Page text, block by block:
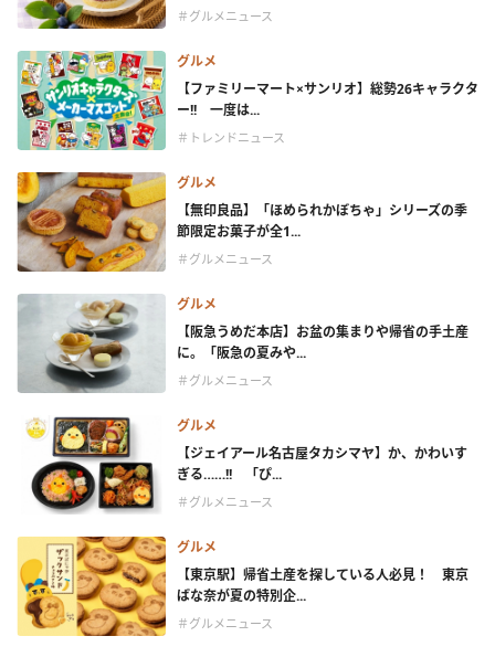
＃グルメニュース
グルメ
【ファミリーマート×サンリオ】総勢26キャラクタ
ー!! 一度は...
＃トレンドニュース
グルメ
【無印良品】「ほめられかぼちゃ」シリーズの季
節限定お菓子が全1...
＃グルメニュース
グルメ
【阪急うめだ本店】お盆の集まりや帰省の手土産
に。「阪急の夏みや...
＃グルメニュース
グルメ
【ジェイアール名古屋タカシマヤ】か、かわいす
ぎる……!! 「ぴ...
＃グルメニュース
グルメ
【東京駅】帰省土産を探している人必見！ 東京
ばな奈が夏の特別企...
＃グルメニュース